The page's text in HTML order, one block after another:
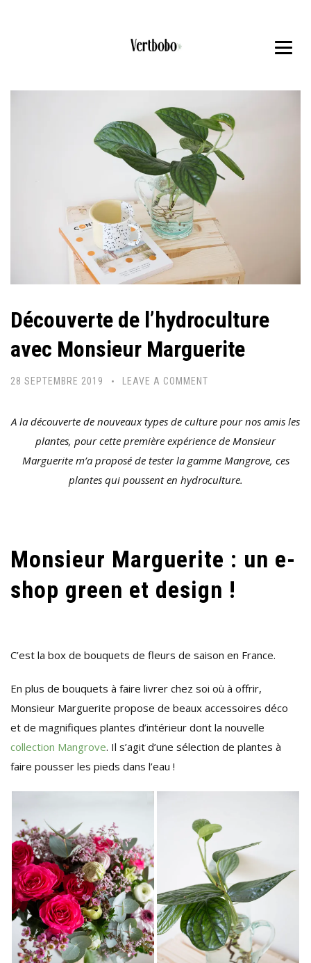
Découverte de l’hydroculture
avec Monsieur Marguerite
28 SEPTEMBRE 2019 LEAVE A COMMENT
A la découverte de nouveaux types de culture pour nos amis les
plantes, pour cette première expérience de Monsieur
Marguerite m’a proposé de tester la gamme Mangrove, ces
plantes qui poussent en hydroculture.
Monsieur Marguerite : un e-
shop green et design !
C’est la box de bouquets de fleurs de saison en France.
En plus de bouquets à faire livrer chez soi où à offrir,
Monsieur Marguerite propose de beaux accessoires déco
et de magnifiques plantes d’intérieur dont la nouvelle
collection Mangrove. Il s’agit d’une sélection de plantes à
faire pousser les pieds dans l’eau !